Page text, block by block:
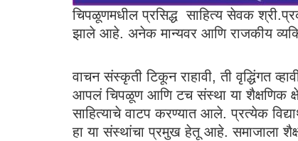
चिपळूणमधील प्रसिद्ध साहित्य सेवक
झाले आहे. अनेक मान्यवर आणि राजकीय
वाचन संस्कृती टिकून राहावी, ती वृद्धिंगत
आपलं चिपळूण आणि टच संस्था या शैक्षणिक
साहित्याचे वाटप करण्यात आले. प्रत्येक
हा या संस्थांचा प्रमुख हेतू आहे. समाजाला